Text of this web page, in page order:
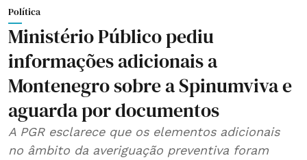
Política
Ministério Público pediu
informações adicionais a
Montenegro sobre a Spinumviva e
aguarda por documentos
A PGR esclarece que os elementos adicionais
no âmbito da averiguação preventiva foram